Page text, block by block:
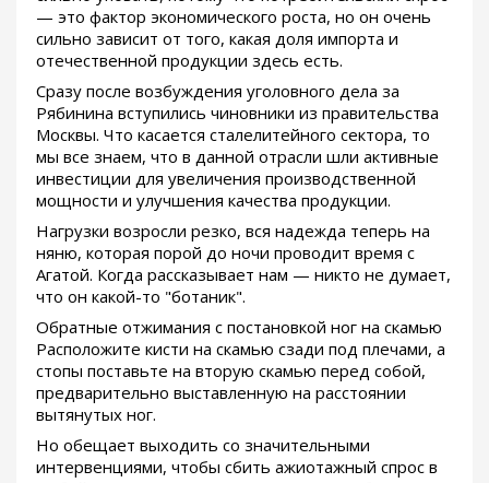
— это фактор экономического роста, но он очень
сильно зависит от того, какая доля импорта и
отечественной продукции здесь есть.
Сразу после возбуждения уголовного дела за
Рябинина вступились чиновники из правительства
Москвы. Что касается сталелитейного сектора, то
мы все знаем, что в данной отрасли шли активные
инвестиции для увеличения производственной
мощности и улучшения качества продукции.
Нагрузки возросли резко, вся надежда теперь на
няню, которая порой до ночи проводит время с
Агатой. Когда рассказывает нам — никто не думает,
что он какой-то "ботаник".
Обратные отжимания с постановкой ног на скамью
Расположите кисти на скамью сзади под плечами, а
стопы поставьте на вторую скамью перед собой,
предварительно выставленную на расстоянии
вытянутых ног.
Но обещает выходить со значительными
интервенциями, чтобы сбить ажиотажный спрос в